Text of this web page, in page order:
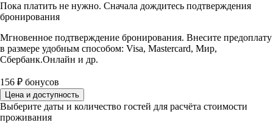
Пока платить не нужно. Сначала дождитесь подтверждения
бронирования
Мгновенное подтверждение бронирования. Внесите предоплату
в размере удобным способом: Visa, Mastercard, Мир,
Сбербанк.Онлайн и др.
156 ₽ бонусов
Цена и доступность
Выберите даты и количество гостей для расчёта стоимости
проживания